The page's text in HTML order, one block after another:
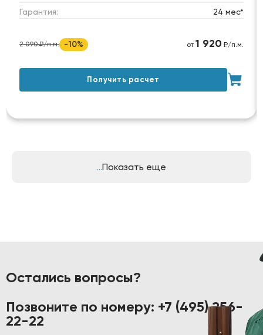
Гарантия: 24 мес*
2 090 ₽/п.м. -10% от 1 920 ₽/п.м.
Получить расчет
Показать еще
Остались вопросы?
Позвоните по номеру: +7 (495) 256-
22-22